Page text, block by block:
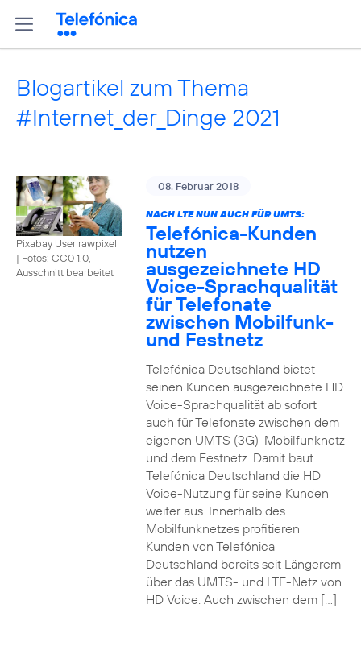
Blogartikel zum Thema
#Internet_der_Dinge 2021
Pixabay User rawpixel
| Fotos: CC0 1.0,
Ausschnitt bearbeitet
08. Februar 2018
NACH LTE NUN AUCH FÜR UMTS:
Telefónica-Kunden
nutzen
ausgezeichnete HD
Voice-Sprachqualität
für Telefonate
zwischen Mobilfunk-
und Festnetz
Telefónica Deutschland bietet
seinen Kunden ausgezeichnete HD
Voice-Sprachqualität ab sofort
auch für Telefonate zwischen dem
eigenen UMTS (3G)-Mobilfunknetz
und dem Festnetz. Damit baut
Telefónica Deutschland die HD
Voice-Nutzung für seine Kunden
weiter aus. Innerhalb des
Mobilfunknetzes profitieren
Kunden von Telefónica
Deutschland bereits seit Längerem
über das UMTS- und LTE-Netz von
HD Voice. Auch zwischen dem […]